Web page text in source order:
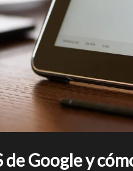
de Google y